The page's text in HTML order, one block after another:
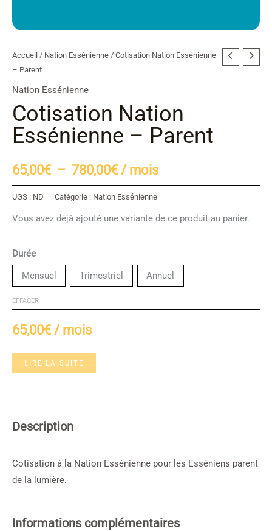
Accueil / Nation Essénienne / Cotisation Nation Essénienne
– Parent
Nation Essénienne
Cotisation Nation
Essénienne – Parent
65,00€ – 780,00€
Plage
prix :
65,00€
780,00€
/ mois
UGS : ND Catégorie : Nation Essénienne
Vous avez déjà ajouté une variante de ce produit au panier.
Durée
Mensuel
Trimestriel Annuel
EFFACER
65,00€ / mois
LIRE LA SUITE
Description
Cotisation à la Nation Essénienne pour les Esséniens parent
de la lumière.
Informations complémentaires